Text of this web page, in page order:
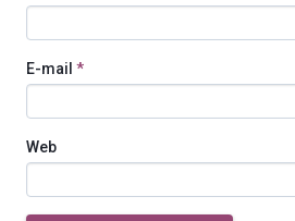
E-mail *
Web